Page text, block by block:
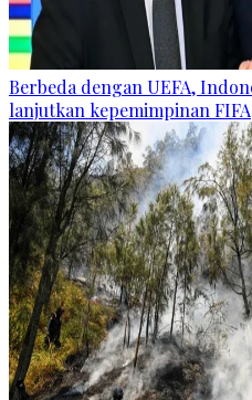
Berbeda dengan UEFA,
lanjutkan kepemimpinan FIFA